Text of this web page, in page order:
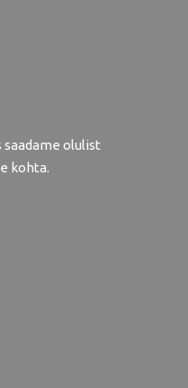
saadame olulist
kohta.